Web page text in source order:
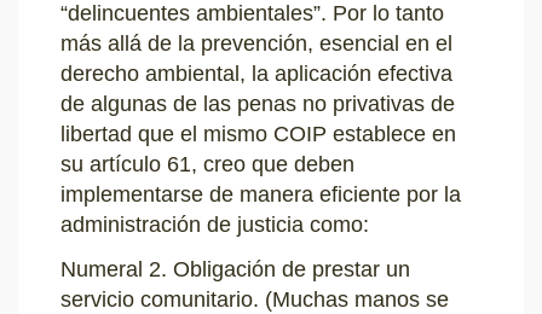
“delincuentes ambientales”. Por lo tanto
más allá de la prevención, esencial en el
derecho ambiental, la aplicación efectiva
de algunas de las penas no privativas de
libertad que el mismo COIP establece en
su artículo 61, creo que deben
implementarse de manera eficiente por la
administración de justicia como:
Numeral 2. Obligación de prestar un
servicio comunitario. (Muchas manos se